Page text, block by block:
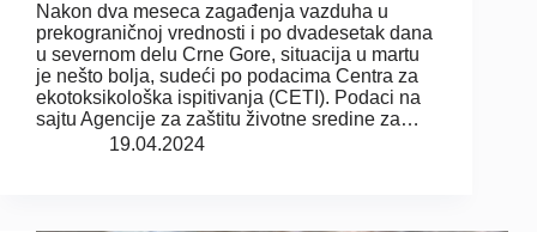
Nakon dva meseca zagađenja vazduha u
prekograničnoj vrednosti i po dvadesetak dana
u severnom delu Crne Gore, situacija u martu
je nešto bolja, sudeći po podacima Centra za
ekotoksikološka ispitivanja (CETI). Podaci na
sajtu Agencije za zaštitu životne sredine za…
19.04.2024